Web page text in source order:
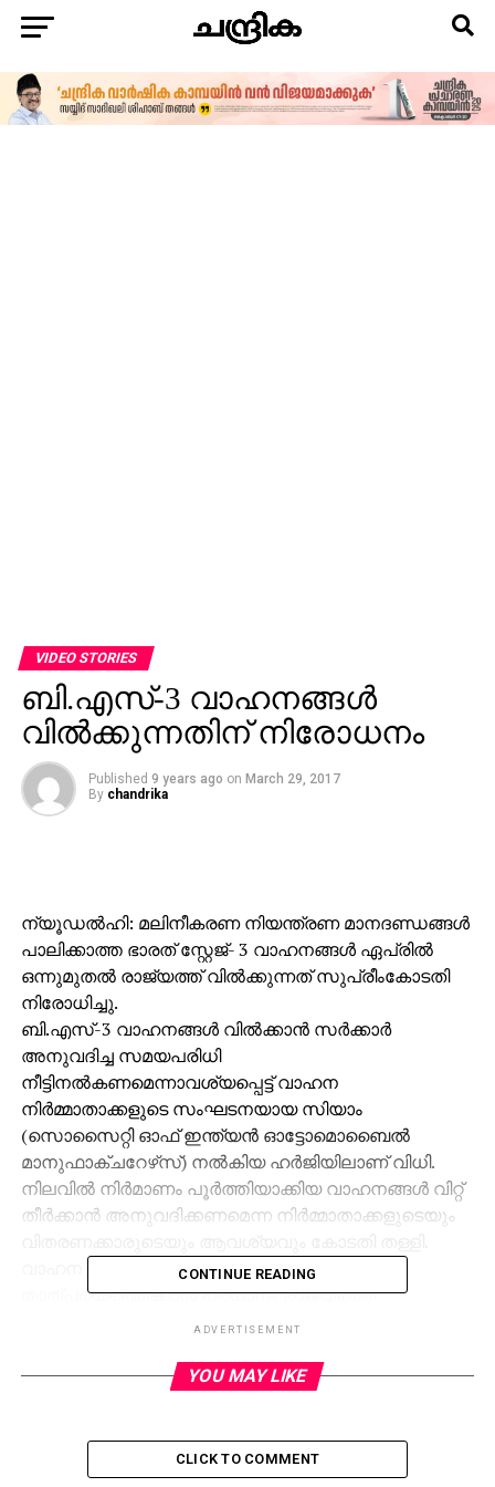
VIDEO STORIES
ബി.എസ്-3 വാഹനങ്ങള്‍
വില്‍ക്കുന്നതിന് നിരോധനം
Published 9 years ago on March 29, 2017
By chandrika
ന്യൂഡല്‍ഹി: മലിനീകരണ നിയന്ത്രണ മാനദണ്ഡങ്ങള്‍
പാലിക്കാത്ത ഭാരത് സ്റ്റേജ്- 3 വാഹനങ്ങള്‍ ഏപ്രില്‍
ഒന്നുമുതല്‍ രാജ്യത്ത് വില്‍ക്കുന്നത് സുപ്രീംകോടതി
നിരോധിച്ചു.
ബി.എസ്-3 വാഹനങ്ങള്‍ വില്‍ക്കാന്‍ സര്‍ക്കാര്‍
അനുവദിച്ച സമയപരിധി
നീട്ടിനല്‍കണമെന്നാവശ്യപ്പെട്ട് വാഹന
നിര്‍മ്മാതാക്കളുടെ സംഘടനയായ സിയാം
(സൊസൈറ്റി ഓഫ് ഇന്ത്യന്‍ ഓട്ടോമൊബൈല്‍
മാനുഫാക്ചറേഴ്‌സ്) നല്‍കിയ ഹര്‍ജിയിലാണ് വിധി.
നിലവില്‍ നിര്‍മാണം പൂര്‍ത്തിയാക്കിയ വാഹനങ്ങള്‍ വിറ്റ്
തീര്‍ക്കാന്‍ അനുവദിക്കണമെന്ന നിര്‍മ്മാതാക്കളുടെയും
വാഹന നിര്‍മാതാക്കളുടെ വാണിജ്യ
താത്പര്യത്തെക്കാള്‍ പ്രധാനം രാജ്യത്തെ
ജനങ്ങളുടെ ആരോഗ്യമാണ് ജസ്റ്റിസുമാരായ മദന്‍ ബി
വ്യക്തമാക്കി. എന്നാല്‍ ഏപ്രില്‍ ഒന്നിനു മുമ്പ്
നിര്‍ദ്ദേശിച്ചു. ഏപ്രില്‍ ഒന്നുമുതല്‍ ബി.എസ്.-4
മാനദണ്ഡം നിലവില്‍ വരുന്നതോടെ നേരത്തെ നിര്‍മിച്ച
CONTINUE READING
ADVERTISEMENT
YOU MAY LIKE
CLICK TO COMMENT